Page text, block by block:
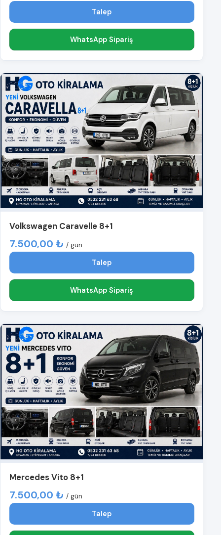
Talep
WhatsApp Sipariş
Volkswagen Caravelle 8+1
7.500,00 ₺ / gün
Talep
WhatsApp Sipariş
Mercedes Vito 8+1
7.500,00 ₺ / gün
Talep